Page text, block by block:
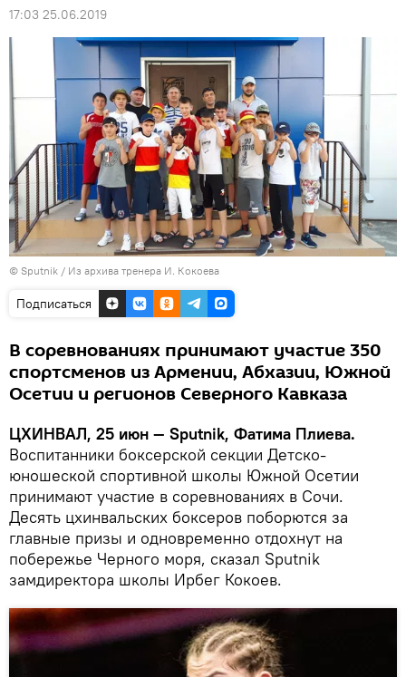
17:03 25.06.2019
© Sputnik / Из архива тренера И. Кокоева
Подписаться
В соревнованиях принимают участие 350
спортсменов из Армении, Абхазии, Южной
Осетии и регионов Северного Кавказа
ЦХИНВАЛ, 25 июн — Sputnik, Фатима Плиева.
Воспитанники боксерской секции Детско-
юношеской спортивной школы Южной Осетии
принимают участие в соревнованиях в Сочи.
Десять цхинвальских боксеров поборются за
главные призы и одновременно отдохнут на
побережье Черного моря, сказал Sputnik
замдиректора школы Ирбег Кокоев.